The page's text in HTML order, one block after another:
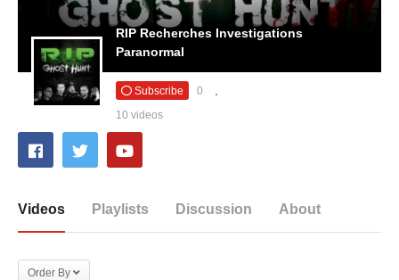
RIP Recherches Investigations
Paranormal
Subscribe
0
10 videos
Videos Playlists Discussion About
Order By